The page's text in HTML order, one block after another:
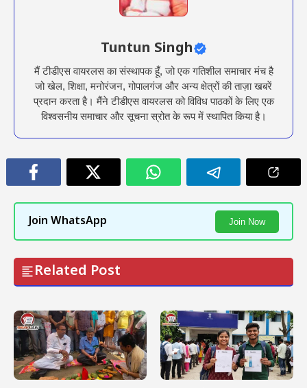
Tuntun Singh
मैं टीडीएस वायरलस का संस्थापक हूँ, जो एक गतिशील समाचार मंच है
जो खेल, शिक्षा, मनोरंजन, गोपालगंज और अन्य क्षेत्रों की ताज़ा खबरें
प्रदान करता है। मैंने टीडीएस वायरलस को विविध पाठकों के लिए एक
विश्वसनीय समाचार और सूचना स्रोत के रूप में स्थापित किया है।
Join WhatsApp Join Now
Related Post